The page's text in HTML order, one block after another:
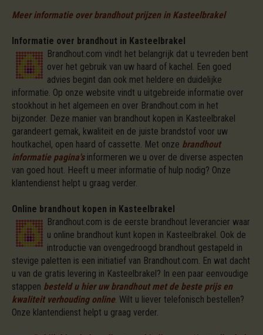
Meer informatie over brandhout prijzen in Kasteelbrakel
Informatie over brandhout in Kasteelbrakel
Brandhout.com vindt het belangrijk dat u tevreden bent
over het gebruik van uw haard of kachel. Een goed
advies begint dan ook met heldere en duidelijke
informatie. Op onze website vindt u uitgebreide informatie over
stookhout in het algemeen en over Brandhout.com in het
bijzonder. Deze manier van brandhout kopen in Kasteelbrakel
garandeert gemak, kwaliteit en de juiste brandstof voor uw
houtkachel, open haard of cassette. Met onze brandhout
informatie pagina'sinformeren we u over de diverse aspecten
van goed hout. Heeft u meer informatie of hulp nodig? Onze
klantendienst helpt u graag verder.
Online brandhout kopen in Kasteelbrakel
Brandhout.com is de eerste brandhout leverancier waar
u online brandhout kunt kopen in Kasteelbrakel. Ook de
introductie van ovengedroogd brandhout gestapeld in
stevige paletten is een initiatief van Brandhout.com. En wat dacht
u van de gratis levering in Kasteelbrakel? In een paar eenvoudige
stappen besteld u hier uw brandhout met de beste prijs en
kwaliteit verhouding online. Wilt u liever telefonisch bestellen?
Onze klantendienst helpt u graag verder.